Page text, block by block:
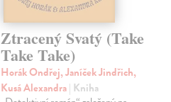
Ztracený Svatý (Take
Take Take)
Horák Ondřej, Janíček Jindřich,
Kusá Alexandra| Kniha